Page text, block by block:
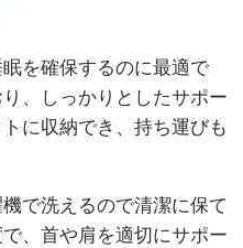
を確保するのに最適で
、しっかりとしたサポー
に収納でき、持ち運びも
で洗えるので清潔に保て
、首や肩を適切にサポー